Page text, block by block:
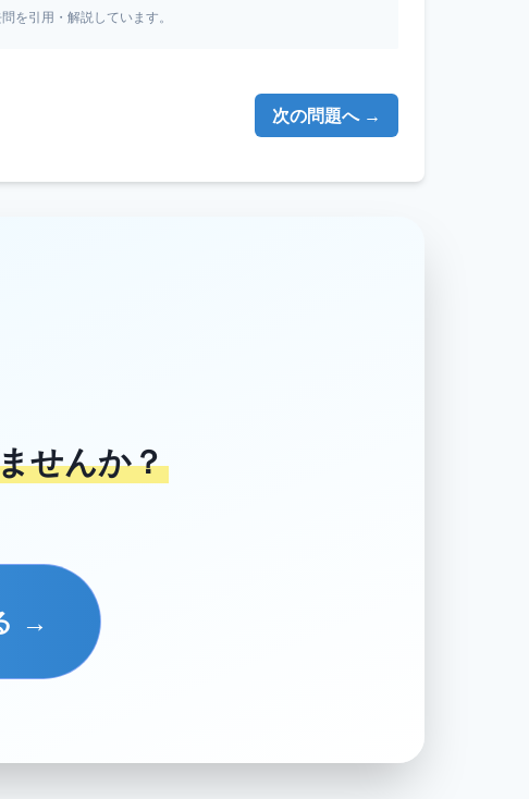
を引用・解説しています。
次の問題へ →
せんか？
→